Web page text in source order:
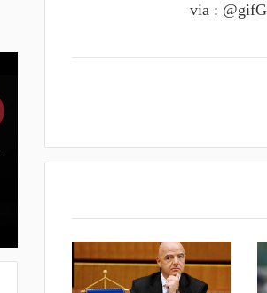
لـ "الزمالك" وعقبة مرتقبة في دور الـ 32